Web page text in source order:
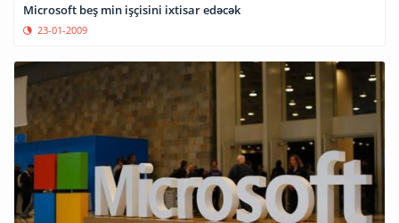
Microsoft beş min işçisini ixtisar edəcək
23-01-2009